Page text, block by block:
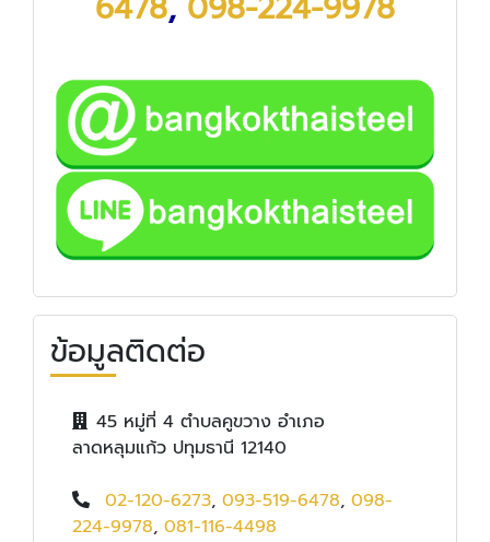
ข้อมูลติดต่อ
45 หมู่ที่ 4 ตำบลคูขวาง อำเภอ
ลาดหลุมแก้ว ปทุมธานี 12140
02-120-6273, 093-519-6478, 098-
224-9978, 081-116-4498